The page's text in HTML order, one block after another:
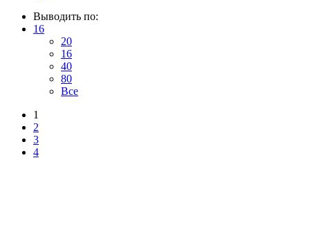
Выводить по:
16
20
16
40
80
Все
1
2
3
4